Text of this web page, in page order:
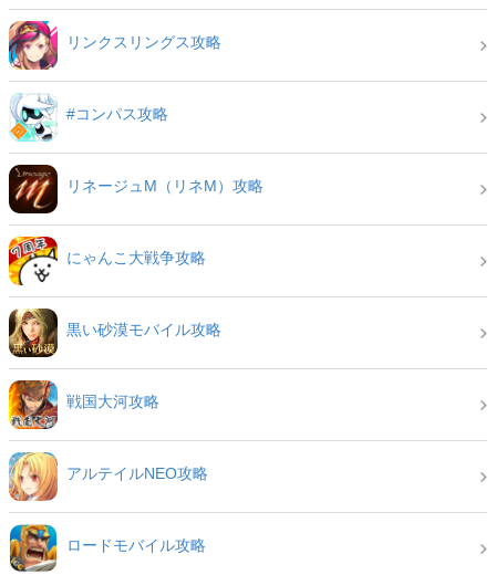
リンクスリングス攻略
#コンパス攻略
リネージュM（リネM）攻略
にゃんこ大戦争攻略
黒い砂漠モバイル攻略
戦国大河攻略
アルテイルNEO攻略
ロードモバイル攻略